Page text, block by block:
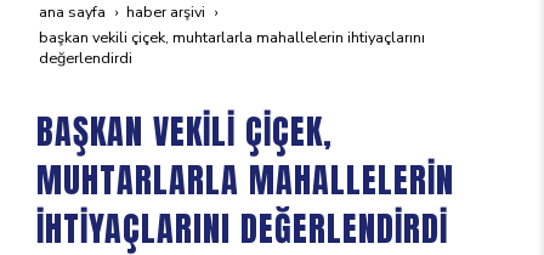
ana sayfa
haber arşivi
başkan veki̇li̇ çi̇çek, muhtarlarla mahalleleri̇n i̇hti̇yaçlarini
değerlendi̇rdi̇
BAŞKAN VEKİLİ ÇİÇEK,
MUHTARLARLA MAHALLELERİN
İHTİYAÇLARINI DEĞERLENDİRDİ